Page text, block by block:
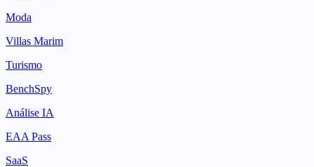
Moda
Villas Marim
Turismo
BenchSpy
Análise IA
EAA Pass
SaaS